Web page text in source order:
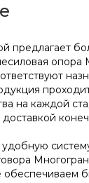
предлагает
опора
на каждой